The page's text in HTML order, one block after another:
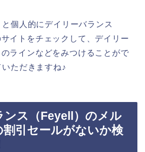
個人的にデイリーバランス
イトをチェックして、デイリー
ラインなどをみつけることがで
ただきますね♪
ンス（Feyell）のメル
割引セールがないか検